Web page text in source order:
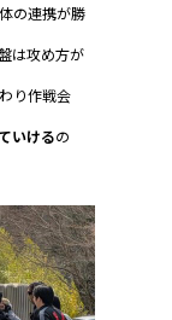
の連携が勝
は攻め方が
り作戦会
いけるの